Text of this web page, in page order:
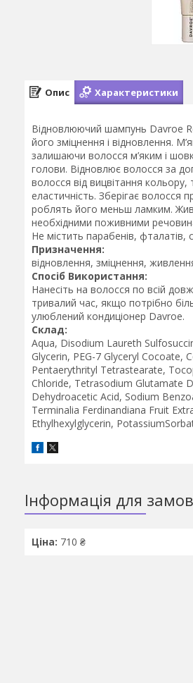
Опис Характеристики
Відновлюючий шампунь Davroe
його зміцнення і відновлення.
залишаючи волосся м’яким і
голови. Відновлює волосся за
волосся від вицвітання
еластичність. Зберігає волосся
роблять його меньш ламким.
необхідними поживними
Не містить парабенів, фталатів,
Призначення:
відновлення, зміцнення,
Спосіб Використання:
Нанесіть на волосся по всій
тривалий час, якщо потрібно
улюблений кондиціонер Davroe.
Склад:
Aqua, Disodium Laureth
Glycerin, PEG-7 Glyceryl
Pentaerythrityl Tetrastearate,
Chloride, Tetrasodium Glutamate
Dehydroacetic Acid, Sodium
Terminalia Ferdinandiana Fruit
Ethylhexylglycerin,
Інформація для
Ціна: 710 ₴